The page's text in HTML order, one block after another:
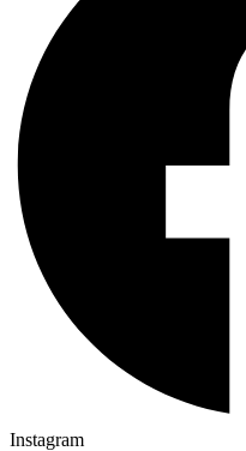
Instagram